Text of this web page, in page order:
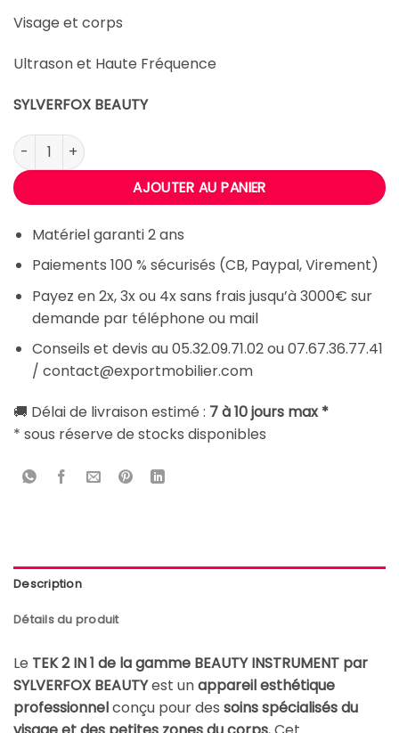
Visage et corps
Ultrason et Haute Fréquence
SYLVERFOX BEAUTY
quantité de TEK 2 EN 1 Multifonctions SILVERFOX BEAUTY
AJOUTER AU PANIER
Matériel garanti 2 ans
Paiements 100 % sécurisés (CB, Paypal, Virement)
Payez en 2x, 3x ou 4x sans frais jusqu’à 3000€ sur
demande par téléphone ou mail
Conseils et devis au 05.32.09.71.02 ou 07.67.36.77.41
/ contact@exportmobilier.com
🚚 Délai de livraison estimé : 7 à 10 jours max *
* sous réserve de stocks disponibles
Description
Détails du produit
Le TEK 2 IN 1 de la gamme BEAUTY INSTRUMENT par
SYLVERFOX BEAUTYest unappareil esthétique
professionnelconçu pour des soins spécialisés du